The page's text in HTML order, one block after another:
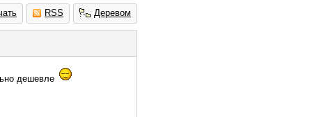
RSS Деревом
дешевле